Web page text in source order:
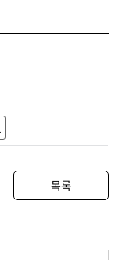
목록